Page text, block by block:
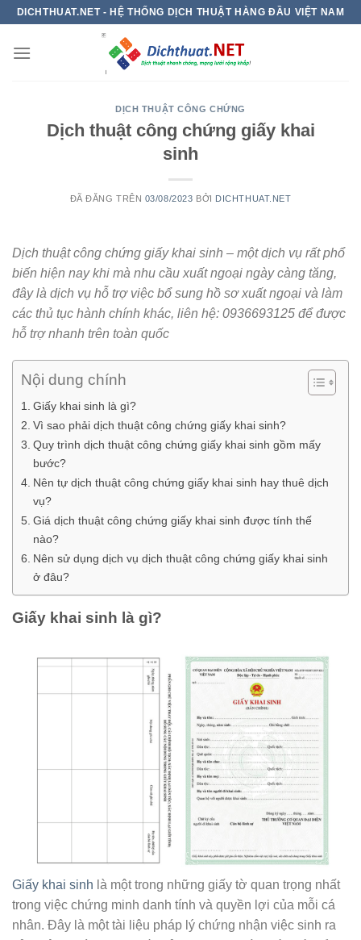
Chuyển
nội
DICHTHUAT.NET - HỆ THỐNG DỊCH THUẬT HÀNG ĐẦU VIỆT NAM
DỊCH THUẬT CÔNG CHỨNG
Dịch thuật công chứng giấy khai
sinh
ĐÃ ĐĂNG TRÊN 03/08/2023 BỞI DICHTHUAT.NET
Dịch thuật công chứng giấy khai sinh – một dịch vụ rất phổ
biến hiện nay khi mà nhu cầu xuất ngoại ngày càng tăng,
đây là dịch vụ hỗ trợ việc bổ sung hồ sơ xuất ngoại và làm
các thủ tục hành chính khác, liên hệ: 0936693125 để được
hỗ trợ nhanh trên toàn quốc
Nội dung chính
Giấy khai sinh là gì?
Vì sao phải dịch thuật công chứng giấy khai sinh?
Quy trình dịch thuật công chứng giấy khai sinh gồm mấy
bước?
Nên tự dịch thuật công chứng giấy khai sinh hay thuê dịch
vụ?
Giá dịch thuật công chứng giấy khai sinh được tính thế
nào?
Nên sử dụng dịch vụ dịch thuật công chứng giấy khai sinh
ở đâu?
Giấy khai sinh là gì?
Giấy khai sinh là một trong những giấy tờ quan trọng nhất
trong việc chứng minh danh tính và quyền lợi của mỗi cá
nhân. Đây là một tài liệu pháp lý chứng nhận việc sinh ra